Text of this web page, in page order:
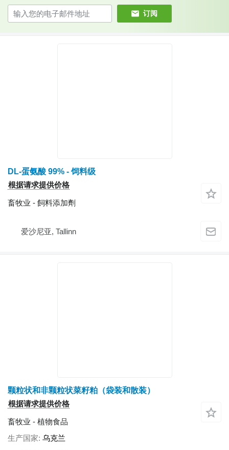
订阅
DL-蛋氨酸 99% - 饲料级
根据请求提供价格
畜牧业 - 飼料添加劑
爱沙尼亚, Tallinn
颗粒状和非颗粒状菜籽粕（袋装和散装）
根据请求提供价格
畜牧业 - 植物食品
生产国家 乌克兰